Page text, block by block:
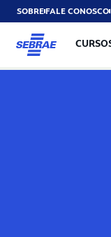
SOBREFALE CONOSCO